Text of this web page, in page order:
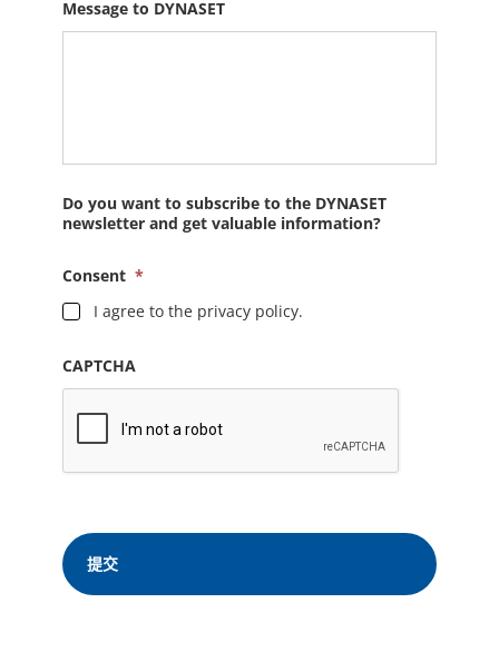
Message to DYNASET
Do you want to subscribe to the DYNASET
newsletter and get valuable information?
Consent *
I agree to the privacy policy.
CAPTCHA